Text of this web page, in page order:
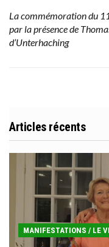
La commémoration du
par la présence de
d’Unterhaching
Articles récents
MANIFESTATIONS / LE